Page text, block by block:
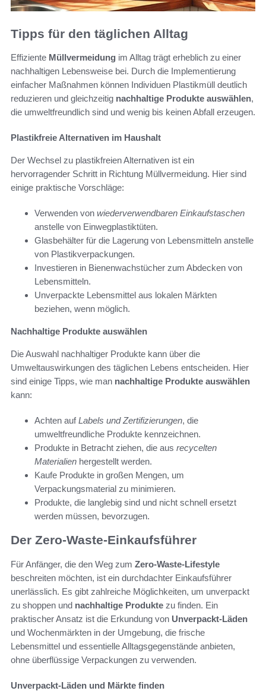
Tipps für den täglichen Alltag
Effiziente Müllvermeidung im Alltag trägt erheblich zu einer
nachhaltigen Lebensweise bei. Durch die Implementierung
einfacher Maßnahmen können Individuen Plastikmüll deutlich
reduzieren und gleichzeitig nachhaltige Produkte auswählen,
die umweltfreundlich sind und wenig bis keinen Abfall erzeugen.
Plastikfreie Alternativen im Haushalt
Der Wechsel zu plastikfreien Alternativen ist ein
hervorragender Schritt in Richtung Müllvermeidung. Hier sind
einige praktische Vorschläge:
Verwenden von wiederverwendbaren Einkaufstaschen
anstelle von Einwegplastiktüten.
Glasbehälter für die Lagerung von Lebensmitteln anstelle
von Plastikverpackungen.
Investieren in Bienenwachstücher zum Abdecken von
Lebensmitteln.
Unverpackte Lebensmittel aus lokalen Märkten
beziehen, wenn möglich.
Nachhaltige Produkte auswählen
Die Auswahl nachhaltiger Produkte kann über die
Umweltauswirkungen des täglichen Lebens entscheiden. Hier
sind einige Tipps, wie man nachhaltige Produkte auswählen
kann:
Achten aufLabels und Zertifizierungen, die
umweltfreundliche Produkte kennzeichnen.
Produkte in Betracht ziehen, die aus recycelten
Materialien hergestellt werden.
Kaufe Produkte in großen Mengen, um
Verpackungsmaterial zu minimieren.
Produkte, die langlebig sind und nicht schnell ersetzt
werden müssen, bevorzugen.
Der Zero-Waste-Einkaufsführer
Für Anfänger, die den Weg zum Zero-Waste-Lifestyle
beschreiten möchten, ist ein durchdachter Einkaufsführer
unerlässlich. Es gibt zahlreiche Möglichkeiten, um unverpackt
zu shoppen und nachhaltige Produkte zu finden. Ein
praktischer Ansatz ist die Erkundung von Unverpackt-Läden
und Wochenmärkten in der Umgebung, die frische
Lebensmittel und essentielle Alltagsgegenstände anbieten,
ohne überflüssige Verpackungen zu verwenden.
Unverpackt-Läden und Märkte finden